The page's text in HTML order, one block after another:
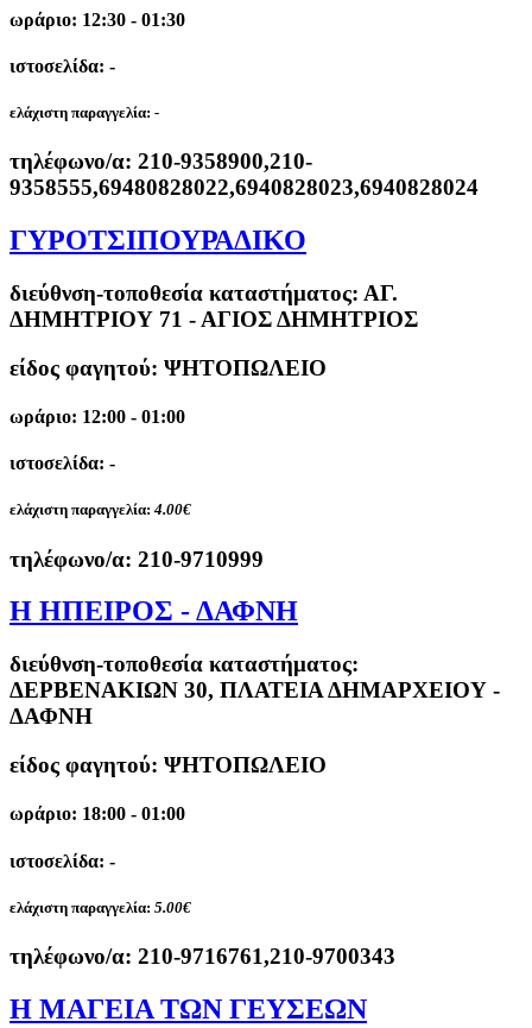
ωράριο: 12:30 - 01:30
ιστοσελίδα: -
ελάχιστη παραγγελία: -
τηλέφωνο/α: 210-9358900,210-
9358555,69480828022,6940828023,6940828024
ΓΥΡΟΤΣΙΠΟΥΡΑΔΙΚΟ
διεύθνση-τοποθεσία καταστήματος: ΑΓ.
ΔΗΜΗΤΡΙΟΥ 71 - ΑΓΙΟΣ ΔΗΜΗΤΡΙΟΣ
είδος φαγητού: ΨΗΤΟΠΩΛΕΙΟ
ωράριο: 12:00 - 01:00
ιστοσελίδα: -
ελάχιστη παραγγελία: 4.00€
τηλέφωνο/α: 210-9710999
Η ΗΠΕΙΡΟΣ - ΔΑΦΝΗ
διεύθνση-τοποθεσία καταστήματος:
ΔΕΡΒΕΝΑΚΙΩΝ 30, ΠΛΑΤΕΙΑ ΔΗΜΑΡΧΕΙΟΥ -
ΔΑΦΝΗ
είδος φαγητού: ΨΗΤΟΠΩΛΕΙΟ
ωράριο: 18:00 - 01:00
ιστοσελίδα: -
ελάχιστη παραγγελία: 5.00€
τηλέφωνο/α: 210-9716761,210-9700343
Η ΜΑΓΕΙΑ ΤΩΝ ΓΕΥΣΕΩΝ